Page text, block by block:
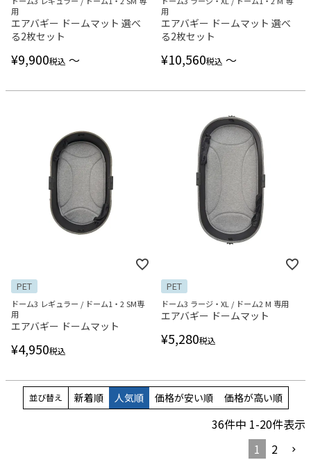
用
エアバギー ドームマット 選べ
る2枚セット
¥9,900税込 〜
用
エアバギー ドームマット 選べ
る2枚セット
¥10,560税込 〜
PET
ドーム3 レギュラー / ドーム1・2 SM専
用
エアバギー ドームマット
¥4,950税込
PET
ドーム3 ラージ・XL / ドーム2 M 専用
エアバギー ドームマット
¥5,280税込
並び替え 新着順 人気順 価格が安い順 価格が高い順
36件中 1-20件表示
1
2